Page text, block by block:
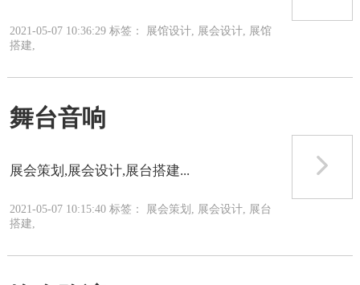
2021-05-07 10:36:29 标签： 展馆设计, 展会设计, 展馆
搭建,
舞台音响
展会策划,展会设计,展台搭建...
2021-05-07 10:15:40 标签： 展会策划, 展会设计, 展台
搭建,